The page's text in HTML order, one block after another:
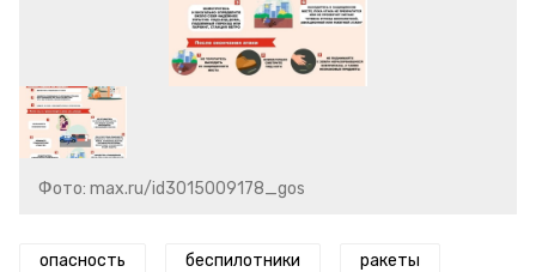
Фото: max.ru/id3015009178_gos
опасность беспилотники ракеты